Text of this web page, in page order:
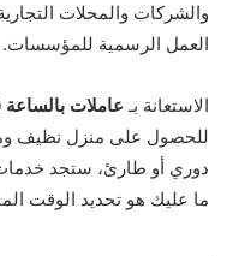
والشركات والمحلات
العمل الرسمية للمؤسسات.
الاستعانة بـ عاملات بالساعة
للحصول على منزل نظيف
دوري أو طارئ، ستجد
ما عليك هو تحديد الوقت